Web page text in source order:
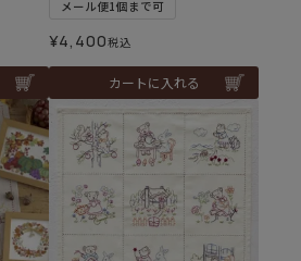
メール便1個まで可
¥4,400税込
カートに入れる